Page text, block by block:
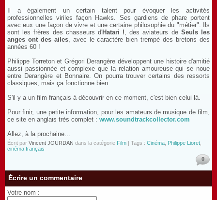
Il a également un certain talent pour évoquer les activités
professionnelles viriles façon Hawks. Ses gardiens de phare portent
avec eux une façon de vivre et une certaine philosophie du "métier". Ils
sont les frères des chasseurs d'Hatari !, des aviateurs de Seuls les
anges ont des ailes, avec le caractère bien trempé des bretons des
années 60 !
Philippe Torreton et Grégori Derangère développent une histoire d'amitié
aussi passionnée et complexe que la relation amoureuse qui se noue
entre Derangère et Bonnaire. On pourra trouver certains des ressorts
classiques, mais ça fonctionne bien.
S'il y a un film français à découvrir en ce moment, c'est bien celui là.
Pour finir, une petite information, pour les amateurs de musique de film,
ce site en anglais très complet : www.soundtrackcollector.com
Allez, à la prochaine...
Écrit par Vincent JOURDAN dans la catégorie Film | Tags : Cinéma Philippe Lioret
cinéma français
0
Écrire un commentaire
Votre nom :